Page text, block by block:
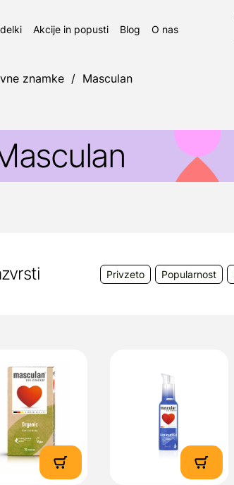
Akcije in popusti Blog O nas
znamke / Masculan
nezaželeno nosečnostjo.
Masculan kondom je elektronsko
kakovostnem alu ovoju.
M.P.I. Pharmaceutica
Privzeto Popularnost